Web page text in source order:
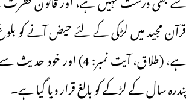
قرآن مجید میں لڑکی کے لئے حیض آنے کو بلوغ
ہے، (طلاق، آیت نمبر: 4)
پندرہ سال کے لڑکے کو بالغ قرار دیا گیا ہے۔